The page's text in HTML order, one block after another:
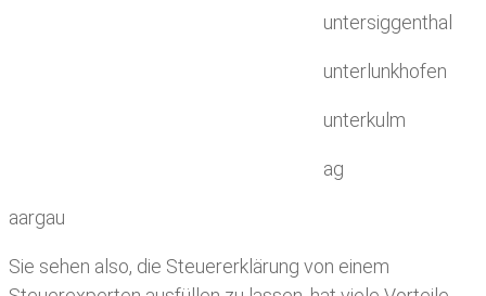
untersiggenthal
unterlunkhofen
unterkulm
ag
aargau
Sie sehen also, die Steuererklärung von einem